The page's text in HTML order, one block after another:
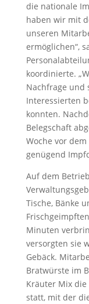
die nationale
haben wir mit
unseren
ermöglichen“,
koordinierte.
Nachfrage und
Interessierten
konnten.
Belegschaft
Woche vor
genügend
Auf dem
Tische, Bänke
Minuten
versorgten sie
Gebäck.
Bratwürste im
Kräuter Mix
statt, mit der